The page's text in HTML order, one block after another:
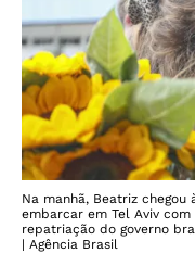
Na manhã, Beatriz chegou
embarcar em Tel Aviv
repatriação do governo
| Agência Brasil